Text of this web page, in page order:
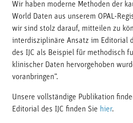
Wir haben moderne Methoden der
World Daten aus unserem OPAL-
wir sind stolz darauf, mitteilen zu
interdisziplinäre Ansatz im Editorial
des IJC als Beispiel für methodisch
klinischer Daten hervorgehoben
voranbringen”.
Unsere vollständige Publikation
Editorial des IJC finden Sie hier.